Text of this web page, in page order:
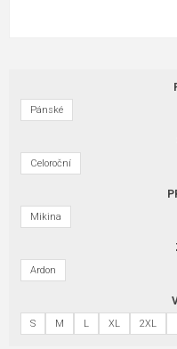
Pánské
Celoroční
Mikina
Ardon
S M L XL 2XL